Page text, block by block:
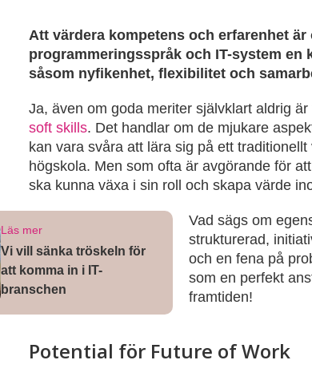
Att värdera kompetens och erfarenhet
programmeringsspråk och IT-system en
såsom nyfikenhet, flexibilitet och
Ja, även om goda meriter självklart aldrig
soft skills. Det handlar om de mjukare
kan vara svåra att lära sig på ett
högskola. Men som ofta är avgörande för
ska kunna växa i sin roll och skapa värde
Läs mer
Vi vill sänka tröskeln för
att komma in i IT-
branschen
Vad sägs om
strukturerad,
och en fena på
som en perfekt
framtiden!
Potential för Future of Work